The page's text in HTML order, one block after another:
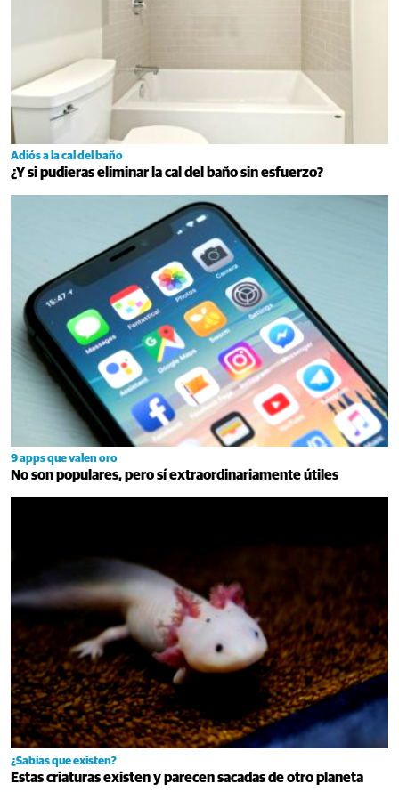
Adiós a la cal del baño
¿Y si pudieras eliminar la cal del baño sin esfuerzo?
9 apps que valen oro
No son populares, pero sí extraordinariamente útiles
¿Sabías que existen?
Estas criaturas existen y parecen sacadas de otro planeta